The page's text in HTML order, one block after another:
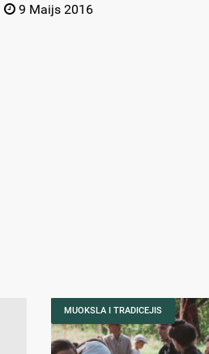
9 Maijs 2016
MUOKSLA I TRADICEJIS